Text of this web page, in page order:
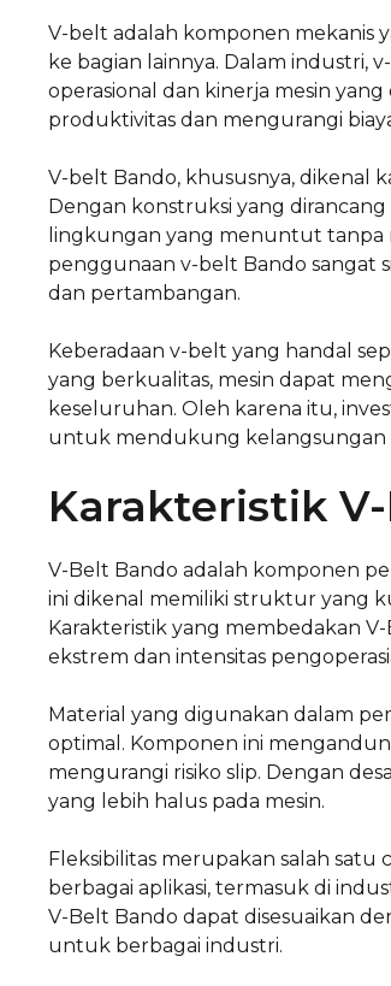
V-belt adalah komponen mekanis
ke bagian lainnya. Dalam industri,
operasional dan kinerja mesin
produktivitas dan mengurangi
V-belt Bando, khususnya, dikenal
Dengan konstruksi yang
lingkungan yang menuntut tanpa
penggunaan v-belt Bando sangat
dan pertambangan.
Keberadaan v-belt yang handal
yang berkualitas, mesin dapat
keseluruhan. Oleh karena itu,
untuk mendukung
Karakteristik
V-Belt Bando adalah komponen
ini dikenal memiliki struktur yang
Karakteristik yang membedakan
ekstrem dan intensitas
Material yang digunakan dalam
optimal. Komponen ini
mengurangi risiko slip. Dengan
yang lebih halus pada mesin.
Fleksibilitas merupakan salah
berbagai aplikasi, termasuk di
V-Belt Bando dapat disesuaikan
untuk berbagai industri.